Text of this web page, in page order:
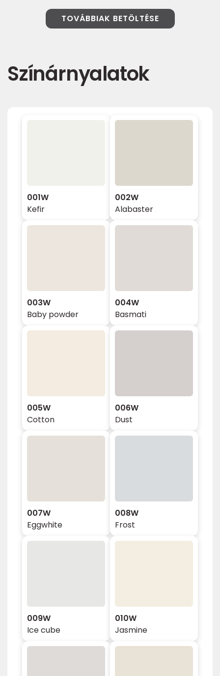
TOVÁBBIAK BETÖLTÉSE
Színárnyalatok
001W
Kefir
002W
Alabaster
003W
Baby powder
004W
Basmati
005W
Cotton
006W
Dust
007W
Eggwhite
008W
Frost
009W
Ice cube
010W
Jasmine